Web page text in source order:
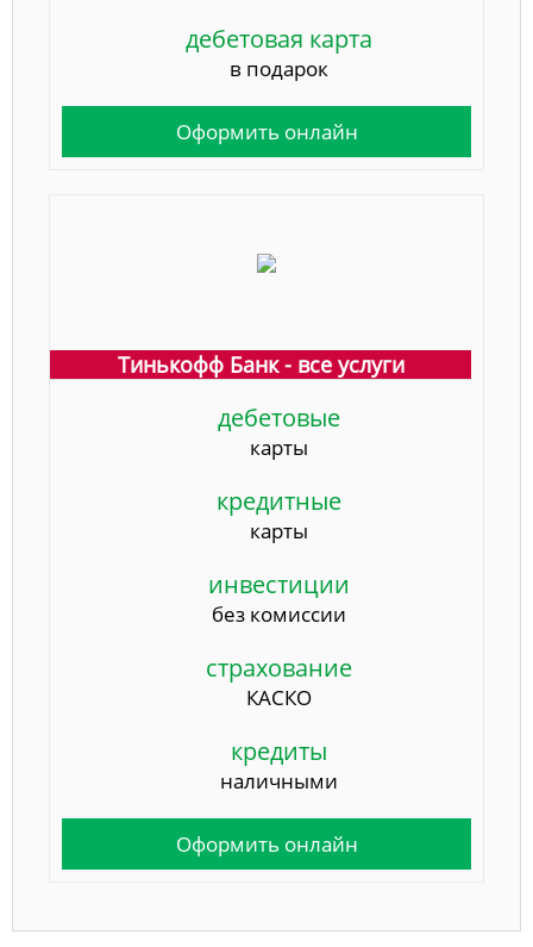
дебетовая карта
в подарок
Оформить онлайн
Тинькофф Банк - все услуги
дебетовые
карты
кредитные
карты
инвестиции
без комиссии
страхование
КАСКО
кредиты
наличными
Оформить онлайн